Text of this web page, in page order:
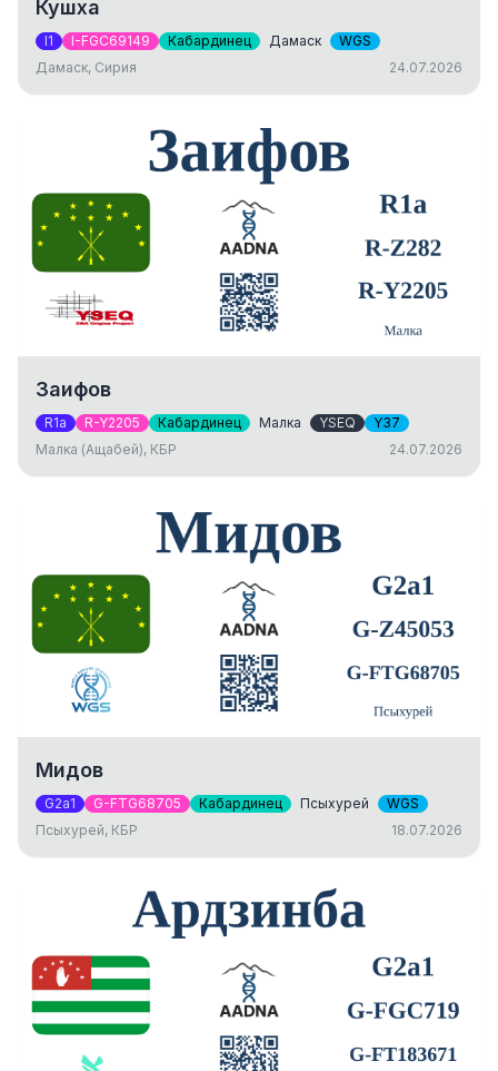
Кушха
I1 I-FGC69149 Кабардинец Дамаск
WGS
Дамаск, Сирия
24.07.2026
Заифов
R1a R-Y2205 Кабардинец Малка YSEQ
Y37
Малка (Ащабей), КБР
24.07.2026
Мидов
G2a1 G-FTG68705 Кабардинец Псыхурей
WGS
Псыхурей, КБР
18.07.2026